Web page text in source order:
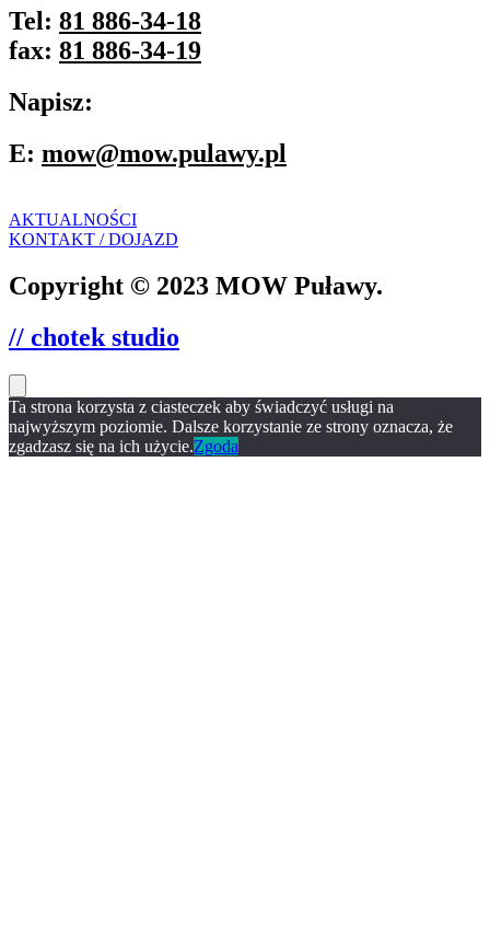
Tel: 81 886-34-18
fax: 81 886-34-19
Napisz:
E: mow@mow.pulawy.pl
AKTUALNOŚCI
KONTAKT / DOJAZD
Copyright © 2023 MOW Puławy.
// chotek studio
Ta strona korzysta z ciasteczek aby świadczyć usługi na
najwyższym poziomie. Dalsze korzystanie ze strony oznacza, że
zgadzasz się na ich użycie.Zgoda